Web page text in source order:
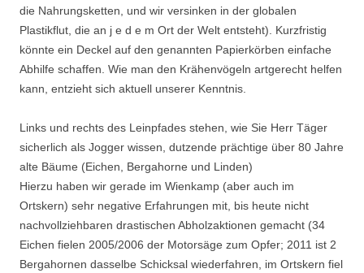
die Nahrungsketten, und wir versinken in der globalen
Plastikflut, die an j e d e m Ort der Welt entsteht). Kurzfristig
könnte ein Deckel auf den genannten Papierkörben einfache
Abhilfe schaffen. Wie man den Krähenvögeln artgerecht helfen
kann, entzieht sich aktuell unserer Kenntnis.
Links und rechts des Leinpfades stehen, wie Sie Herr Täger
sicherlich als Jogger wissen, dutzende prächtige über 80 Jahre
alte Bäume (Eichen, Bergahorne und Linden)
Hierzu haben wir gerade im Wienkamp (aber auch im
Ortskern) sehr negative Erfahrungen mit, bis heute nicht
nachvollziehbaren drastischen Abholzaktionen gemacht (34
Eichen fielen 2005/2006 der Motorsäge zum Opfer; 2011 ist 2
Bergahornen dasselbe Schicksal wiederfahren, im Ortskern fiel